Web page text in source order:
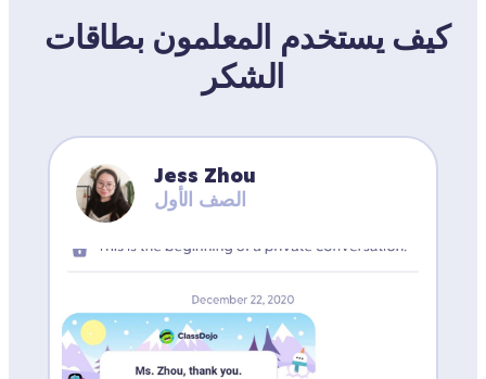
الشكر
Jess Zhou
الصف الأول